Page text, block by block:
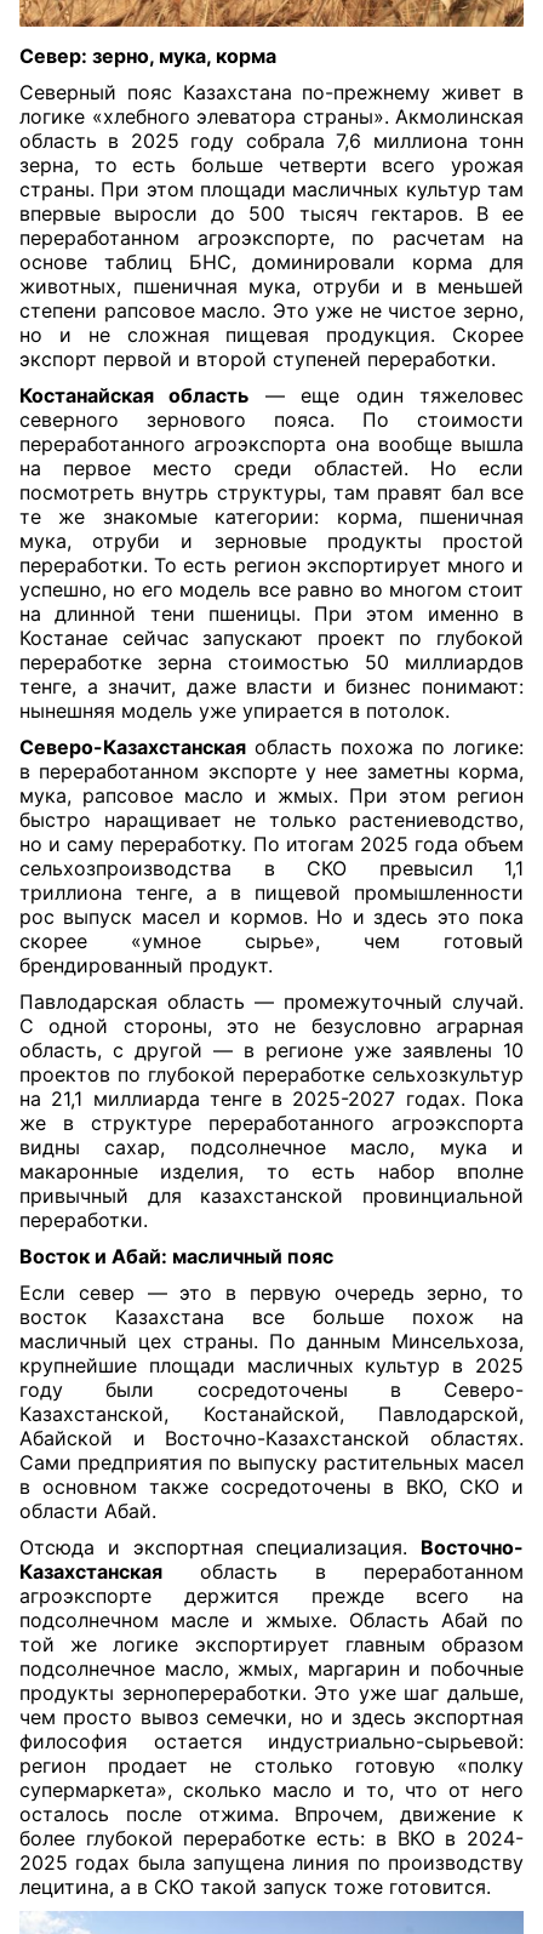
Север: зерно, мука, корма
Северный пояс Казахстана по-прежнему живет в
логике «хлебного элеватора страны». Акмолинская
область в 2025 году собрала 7,6 миллиона тонн
зерна, то есть больше четверти всего урожая
страны. При этом площади масличных культур там
впервые выросли до 500 тысяч гектаров. В ее
переработанном агроэкспорте, по расчетам на
основе таблиц БНС, доминировали корма для
животных, пшеничная мука, отруби и в меньшей
степени рапсовое масло. Это уже не чистое зерно,
но и не сложная пищевая продукция. Скорее
экспорт первой и второй ступеней переработки.
Костанайская область — еще один тяжеловес
северного зернового пояса. По стоимости
переработанного агроэкспорта она вообще вышла
на первое место среди областей. Но если
посмотреть внутрь структуры, там правят бал все
те же знакомые категории: корма, пшеничная
мука, отруби и зерновые продукты простой
переработки. То есть регион экспортирует много и
успешно, но его модель все равно во многом стоит
на длинной тени пшеницы. При этом именно в
Костанае сейчас запускают проект по глубокой
переработке зерна стоимостью 50 миллиардов
тенге, а значит, даже власти и бизнес понимают:
нынешняя модель уже упирается в потолок.
Северо-Казахстанская область похожа по логике:
в переработанном экспорте у нее заметны корма,
мука, рапсовое масло и жмых. При этом регион
быстро наращивает не только растениеводство,
но и саму переработку. По итогам 2025 года объем
сельхозпроизводства в СКО превысил 1,1
триллиона тенге, а в пищевой промышленности
рос выпуск масел и кормов. Но и здесь это пока
скорее «умное сырье», чем готовый
брендированный продукт.
Павлодарская область — промежуточный случай.
С одной стороны, это не безусловно аграрная
область, с другой — в регионе уже заявлены 10
проектов по глубокой переработке сельхозкультур
на 21,1 миллиарда тенге в 2025-2027 годах. Пока
же в структуре переработанного агроэкспорта
видны сахар, подсолнечное масло, мука и
макаронные изделия, то есть набор вполне
привычный для казахстанской провинциальной
переработки.
Восток и Абай: масличный пояс
Если север — это в первую очередь зерно, то
восток Казахстана все больше похож на
масличный цех страны. По данным Минсельхоза,
крупнейшие площади масличных культур в 2025
году были сосредоточены в Северо-
Казахстанской, Костанайской, Павлодарской,
Абайской и Восточно-Казахстанской областях.
Сами предприятия по выпуску растительных масел
в основном также сосредоточены в ВКО, СКО и
области Абай.
Отсюда и экспортная специализация. Восточно-
Казахстанская область в переработанном
агроэкспорте держится прежде всего на
подсолнечном масле и жмыхе. Область Абай по
той же логике экспортирует главным образом
подсолнечное масло, жмых, маргарин и побочные
продукты зернопереработки. Это уже шаг дальше,
чем просто вывоз семечки, но и здесь экспортная
философия остается индустриально-сырьевой:
регион продает не столько готовую «полку
супермаркета», сколько масло и то, что от него
осталось после отжима. Впрочем, движение к
более глубокой переработке есть: в ВКО в 2024-
2025 годах была запущена линия по производству
лецитина, а в СКО такой запуск тоже готовится.